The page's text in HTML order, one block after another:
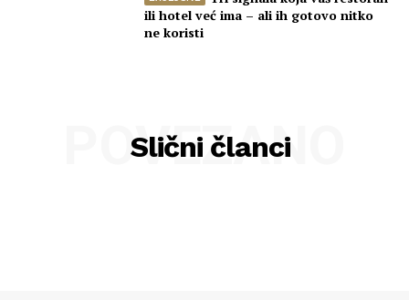
ili hotel već ima – ali ih gotovo nitko
ne koristi
Slični članci
POVEZANO